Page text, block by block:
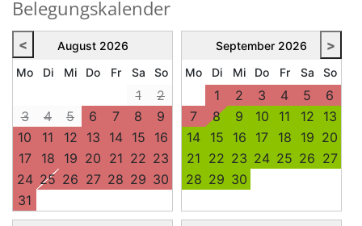
Belegungskalender
< August 2026
Mo
Di Mi Do Fr Sa So
1
2
3
4 5 6 7 8
9
10
11 12 13 14 15
16
17
18 19 20 21 22 23
24 25 26 27 28 29 30
31
September 2026
Mo
Di Mi Do Fr Sa So
1 2 3 4 5
6
7
8 9 10 11 12
13
14
15 16 17 18 19 20
21 22 23 24 25 26 27
28 29 30
>